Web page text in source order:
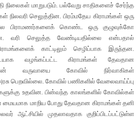
நிலைகள் மாறுபடும். பல்வேறு சாதிகளைச் சேர்ந்த
செலுத்தின. பிரம்மதேய கிராமங்கள் ஒரு
பிராமணர்களைக் கொண்ட ஒரு குழுவுக்கோ
வரி செலுத்த வேண்டியதில்லை என்பதால்
காட்டிலும் செழிப்பாக இருந்தன.
வழங்கப்பட்ட கிராமங்கள் தேவதான
வருவாயை கோவில் நிர்வாகிகள்
பெறவில்லை. கோவில் பணிகளில் வேலைவாய்ப்பு
உதவின. பின்வந்த காலங்களில் கோவில்கள்
மையமாக மாறிய போது தேவதான கிராமங்கள் தனி
ஆட்சியில் முதலாவதாக குறிப்பிடப்பட்டுள்ள